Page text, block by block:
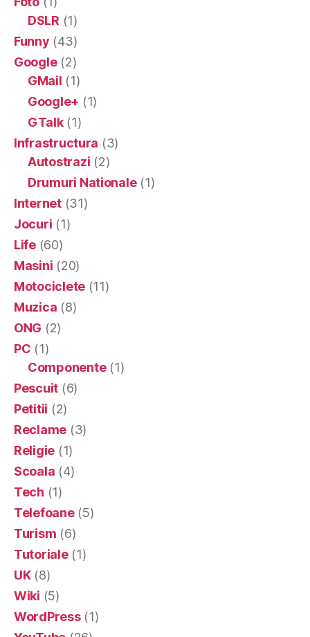
DSLR (1)
Funny (43)
Google(2)
GMail (1)
Google+ (1)
GTalk(1)
Infrastructura (3)
Autostrazi (2)
Drumuri Nationale(1)
Internet(31)
Jocuri (1)
Life(60)
Masini (20)
Motociclete (11)
Muzica (8)
ONG (2)
PC (1)
Componente(1)
Pescuit (6)
Petitii (2)
Reclame (3)
Religie (1)
Scoala (4)
Tech (1)
Telefoane(5)
Turism (6)
Tutoriale(1)
UK(8)
Wiki (5)
WordPress(1)